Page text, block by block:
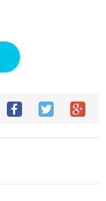
Facebook
で
る
Twitter
で
る
シ